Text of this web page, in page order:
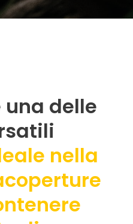
una delle
nella